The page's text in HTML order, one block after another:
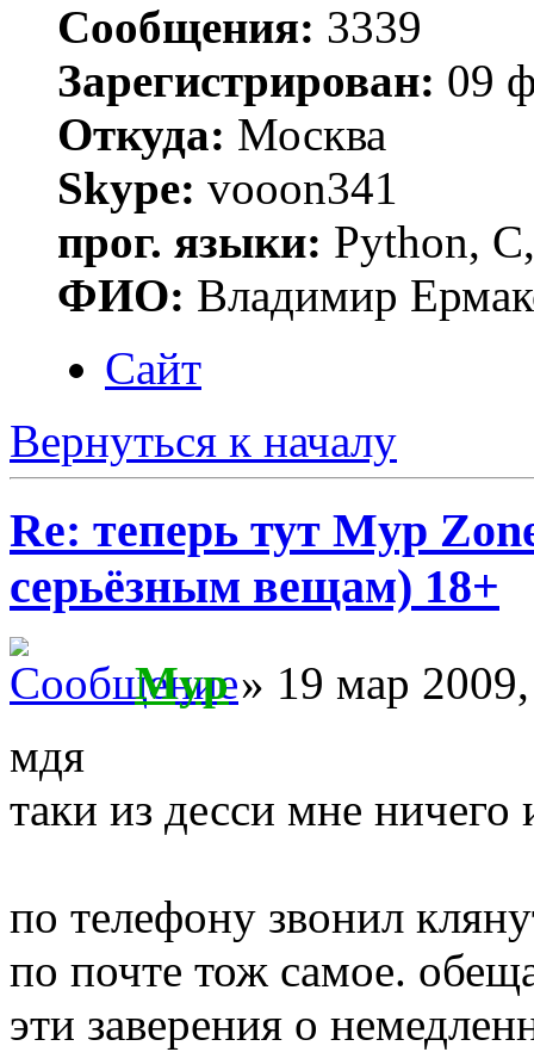
Сообщения: 3339
Зарегистрирован: 09
Откуда: Москва
Skype: vooon341
прог. языки: Python,
ФИО: Владимир
Сайт
Вернуться к началу
Re: теперь тут Myp
серьёзным вещам) 18+
Myp» 19 мар
мдя
таки из десси мне
по телефону звонил
по почте тож самое.
эти заверения о